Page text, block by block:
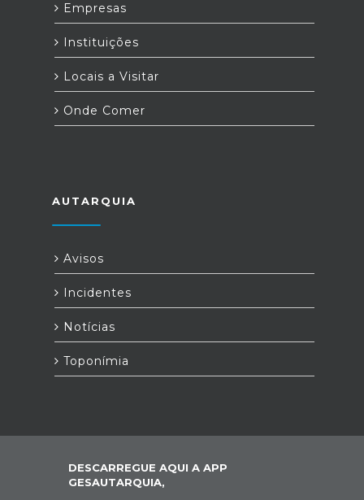
Empresas
Instituições
Locais a Visitar
Onde Comer
AUTARQUIA
Avisos
Incidentes
Notícias
Toponímia
DESCARREGUE AQUI A APP
GESAUTARQUIA,